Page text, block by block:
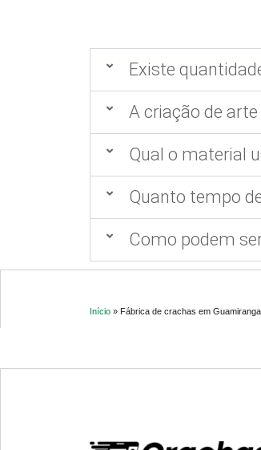
Existe
A criação de
Qual o material
Quanto tempo
Como podem
Início » Fábrica de crachas em